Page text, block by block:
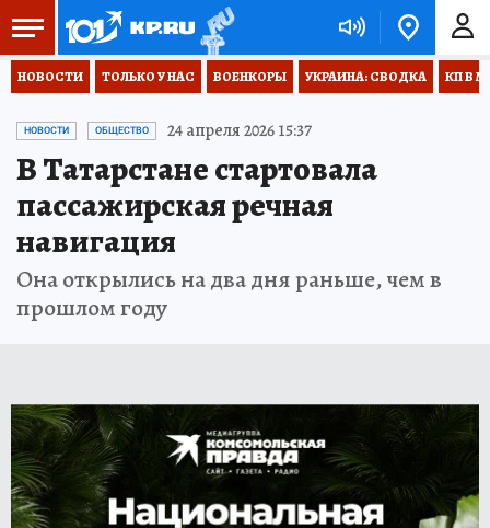
НОВОСТИ ТОЛЬКО У НАС ВОЕНКОРЫ УКРАИНА: СВОДКА КП В
НОВОСТИ ОБЩЕСТВО 24 апреля 2026 15:37
В Татарстане стартовала
пассажирская речная
навигация
Она открылись на два дня раньше, чем в
прошлом году